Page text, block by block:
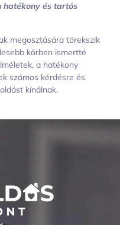
és tartós
megosztására törekszik
körben ismertté
a hatékony
számos kérdésre és
kínálnak.